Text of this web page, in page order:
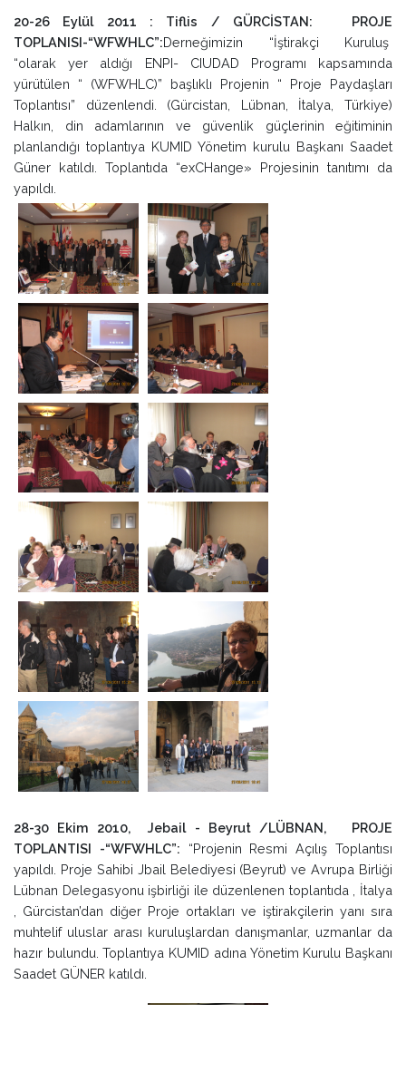
20-26 Eylül 2011 : Tiflis / GÜRCİSTAN: PROJE
TOPLANISI-“WFWHLC”:Derneğimizin “İştirakçi Kuruluş
“olarak yer aldığı ENPI- CIUDAD Programı kapsamında
yürütülen “ (WFWHLC)” başlıklı Projenin “ Proje Paydaşları
Toplantısı” düzenlendi. (Gürcistan, Lübnan, İtalya, Türkiye)
Halkın, din adamlarının ve güvenlik güçlerinin eğitiminin
planlandığı toplantıya KUMID Yönetim kurulu Başkanı Saadet
Güner katıldı. Toplantıda “exCHange» Projesinin tanıtımı da
yapıldı.
28-30 Ekim 2010, Jebail - Beyrut /LÜBNAN, PROJE
TOPLANTISI -“WFWHLC”: “Projenin Resmi Açılış Toplantısı
yapıldı. Proje Sahibi Jbail Belediyesi (Beyrut) ve Avrupa Birliği
Lübnan Delegasyonu işbirliği ile düzenlenen toplantıda , İtalya
, Gürcistan’dan diğer Proje ortakları ve iştirakçilerin yanı sıra
muhtelif uluslar arası kuruluşlardan danışmanlar, uzmanlar da
hazır bulundu. Toplantıya KUMID adına Yönetim Kurulu Başkanı
Saadet GÜNER katıldı.